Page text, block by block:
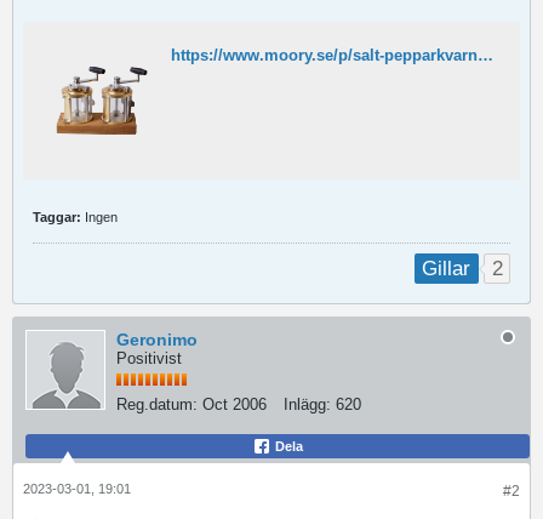
https://www.moory.se/p/salt-pepparkvarn-fiskhjulsmodell/?fbclid=PAAabwZGRcLB70_nhaheYwnb8NXIdNKEji6Ar7c5yKi2bsn9aDWOUnthgyrdQ
Taggar: Ingen
Gillar 2
Geronimo
Positivist
Reg.datum: Oct 2006 Inlägg: 620
Dela
#2
2023-03-01, 19:01